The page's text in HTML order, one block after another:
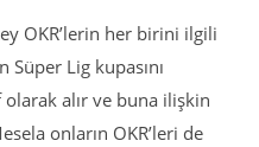
OKR’lerin her birini ilgili
Lig kupasını
olarak alır ve buna ilişkin
onların OKR’leri de